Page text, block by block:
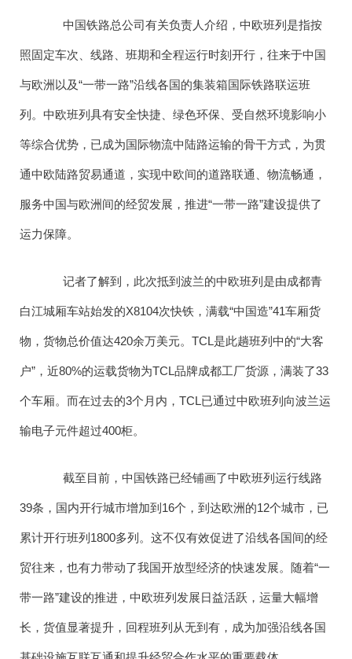
中国铁路总公司有关负责人介绍，中欧班列是指按
照固定车次、线路、班期和全程运行时刻开行，往来于中国
与欧洲以及“一带一路”沿线各国的集装箱国际铁路联运班
列。中欧班列具有安全快捷、绿色环保、受自然环境影响小
等综合优势，已成为国际物流中陆路运输的骨干方式，为贯
通中欧陆路贸易通道，实现中欧间的道路联通、物流畅通，
服务中国与欧洲间的经贸发展，推进“一带一路”建设提供了
运力保障。
记者了解到，此次抵到波兰的中欧班列是由成都青
白江城厢车站始发的X8104次快铁，满载“中国造”41车厢货
物，货物总价值达420余万美元。TCL是此趟班列中的“大客
户”，近80%的运载货物为TCL品牌成都工厂货源，满装了33
个车厢。而在过去的3个月内，TCL已通过中欧班列向波兰运
输电子元件超过400柜。
截至目前，中国铁路已经铺画了中欧班列运行线路
39条，国内开行城市增加到16个，到达欧洲的12个城市，已
累计开行班列1800多列。这不仅有效促进了沿线各国间的经
贸往来，也有力带动了我国开放型经济的快速发展。随着“一
带一路”建设的推进，中欧班列发展日益活跃，运量大幅增
长，货值显著提升，回程班列从无到有，成为加强沿线各国